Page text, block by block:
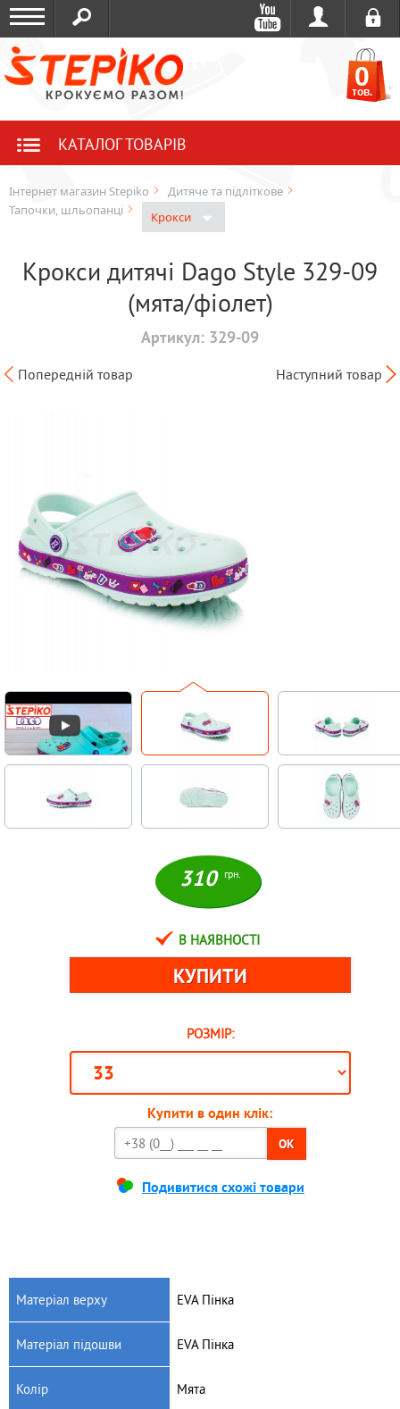
0
тов.
КАТАЛОГ ТОВАРІВ
Інтернет магазин Stepiko
Дитяче та підліткове
Тапочки, шльопанці
Крокси
Крокси дитячі Dago Style 329-09
(мята/фіолет)
Артикул: 329-09
Попередній товар Наступний товар
310 грн.
В НАЯВНОСТІ
РОЗМІР:
Купити в один клік:
OK
Подивитися схожі товари
Матеріал верху EVA Пінка
Матеріал підошви EVA Пінка
Колір Мята